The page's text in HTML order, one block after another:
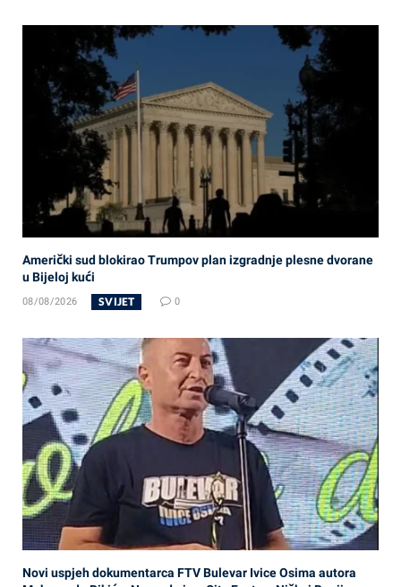
Američki sud blokirao Trumpov plan izgradnje plesne dvorane
u Bijeloj kući
08/08/2026 SVIJET 0
Novi uspjeh dokumentarca FTV Bulevar Ivice Osima autora